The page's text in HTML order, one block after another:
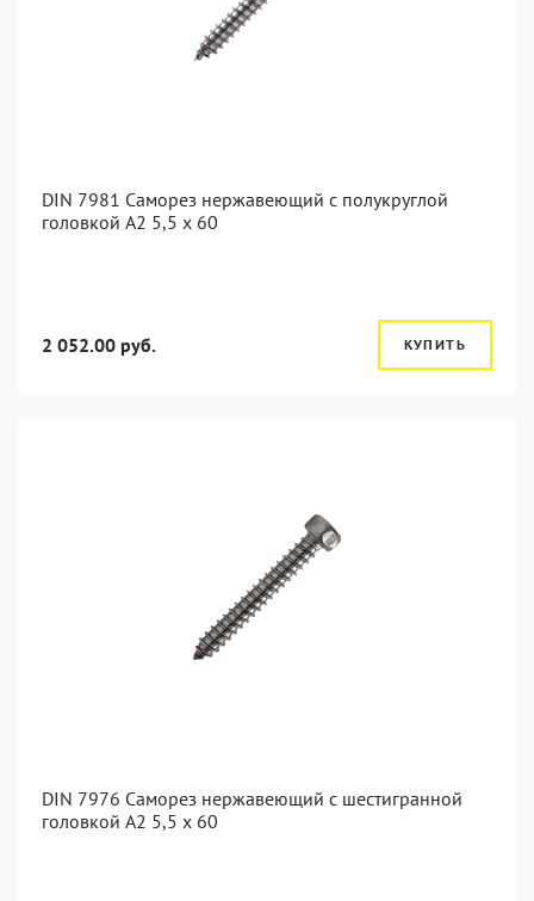
DIN 7981 Саморез нержавеющий с полукруглой
головкой А2 5,5 x 60
2 052.00 руб. КУПИТЬ
DIN 7976 Саморез нержавеющий с шестигранной
головкой А2 5,5 x 60